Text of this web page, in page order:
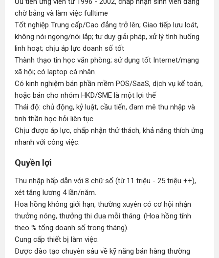
chờ bằng và làm việc fulltime
Tốt nghiệp Trung cấp/Cao đẳng trở lên; Giao tiếp lưu loát,
không nói ngọng/nói lắp; tư duy giải pháp, xử lý tình huống
linh hoạt; chịu áp lực doanh số tốt
Thành thạo tin học văn phòng; sử dụng tốt Internet/mạng
xã hội; có laptop cá nhân.
Có kinh nghiệm bán phần mềm POS/SaaS, dịch vụ kế toán,
hoặc bán cho nhóm HKD/SME là một lợi thế
Thái độ: chủ động, kỷ luật, cầu tiến, đam mê thu nhập và
tinh thần học hỏi liên tục
Chịu được áp lực, chấp nhận thử thách, khả năng thích ứng
nhanh với công việc.
Quyền lợi
Thu nhập hấp dẫn với 8 chữ số (từ 11 triệu - 25 triệu ++),
xét tăng lương 4 lần/năm.
Hoa hồng không giới hạn, thường xuyên có cơ hội nhận
thưởng nóng, thưởng thi đua mỗi tháng. (Hoa hồng tính
theo % tổng doanh số trong tháng).
Cung cấp thiết bị làm việc.
Được đào tạo chuyên sâu về kỹ năng bán hàng thường